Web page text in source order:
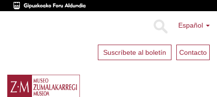
Español
Suscríbete al boletín Contacto